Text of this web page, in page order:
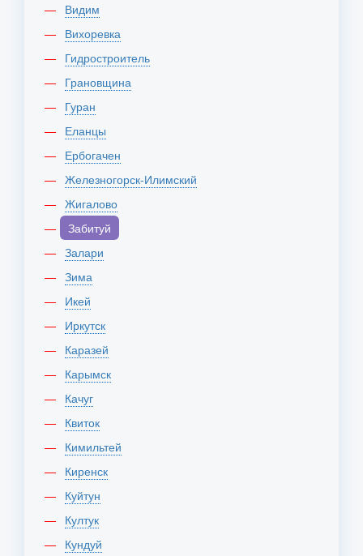
Видим
Вихоревка
Гидростроитель
Грановщина
Гуран
Еланцы
Ербогачен
Железногорск-Илимский
Жигалово
Забитуй
Залари
Зима
Икей
Иркутск
Каразей
Карымск
Качуг
Квиток
Кимильтей
Киренск
Куйтун
Култук
Кундуй